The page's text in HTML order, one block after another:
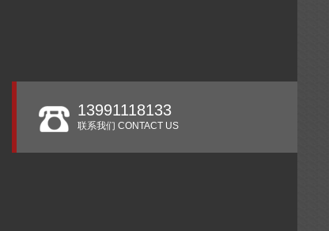
13991118133
联系我们 CONTACT US